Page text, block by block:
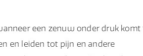
een zenuw onder druk komt
en leiden tot pijn en andere